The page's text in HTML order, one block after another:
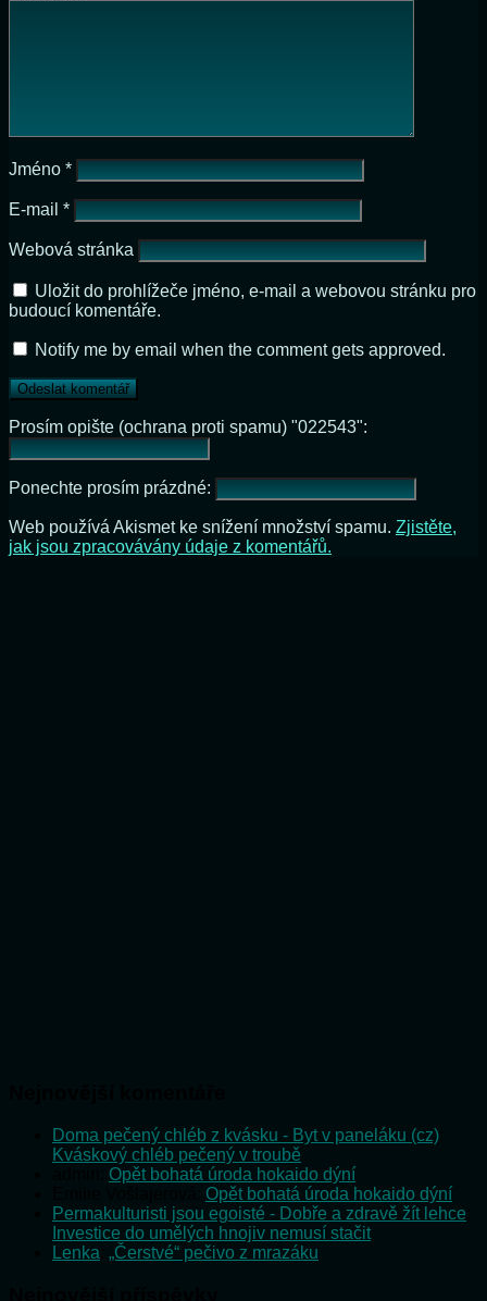
Jméno *
E-mail *
Webová stránka
Uložit do prohlížeče jméno, e-mail a webovou stránku pro
budoucí komentáře.
Notify me by email when the comment gets approved.
Prosím opište (ochrana proti spamu) "022543":
Ponechte prosím prázdné:
Web používá Akismet ke snížení množství spamu. Zjistěte,
jak jsou zpracovávány údaje z komentářů.
Doma pečený chléb z kvásku - Byt v paneláku (cz)
Kváskový chléb pečený v troubě
Opět bohatá úroda hokaido dýní
Opět bohatá úroda hokaido dýní
Permakulturisti jsou egoisté - Dobře a zdravě žít lehce
Investice do umělých hnojiv nemusí stačit
Lenka „Čerstvé“ pečivo z mrazáku